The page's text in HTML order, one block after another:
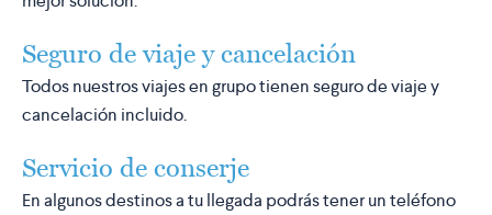
Seguro de viaje y cancelación
Todos nuestros viajes en grupo tienen seguro de viaje y
cancelación incluido.
Servicio de conserje
En algunos destinos a tu llegada podrás tener un teléfono